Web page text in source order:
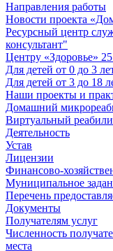
Направления работы
Новости проекта
Ресурсный центр
консультант"
Центру «Здоровье»
Для детей от 0 до 3
Для детей от 3 до 18
Наши проекты и
Домашний
Виртуальный
Деятельность
Устав
Лицензии
Финансово-
Муниципальное
Перечень
Документы
Получателям услуг
Численность
места